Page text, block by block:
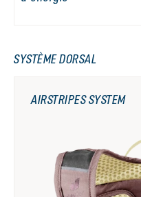
SYSTÈME DORSAL
AIRSTRIPES SYSTEM